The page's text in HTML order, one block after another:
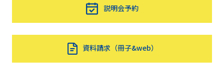
説明会予約
資料請求（冊子&web）